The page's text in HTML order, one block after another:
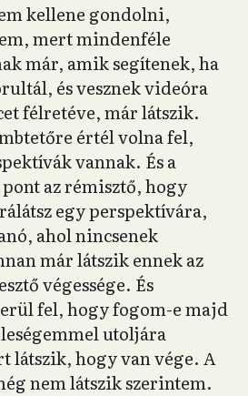
kellene gondolni,
mert mindenféle
már, amik segítenek, ha
és vesznek videóra
félretéve, már látszik.
értél volna fel,
vannak. És a
az rémisztő, hogy
egy perspektívára,
ahol nincsenek
már látszik ennek az
végessége. És
fel, hogy fogom-e majd
utoljára
látszik, hogy van vége. A
nem látszik szerintem.